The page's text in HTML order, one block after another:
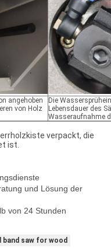
angehoben
von Holz
Die
Lebensdauer des
Wasseraufnahme
verpackt, die
ist.
und Lösung der
von 24 Stunden
band saw for wood